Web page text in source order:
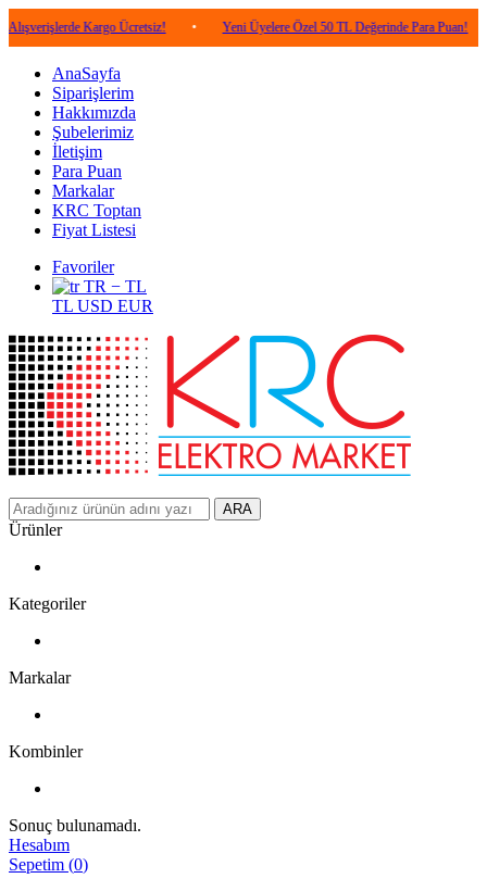
Kargo Ücretsiz! • Yeni Üyelere Özel 50 TL Değerinde Para Puan! •
AnaSayfa
Siparişlerim
Hakkımızda
Şubelerimiz
İletişim
Para Puan
Markalar
KRC Toptan
Fiyat Listesi
Favoriler
TR − TL
TL USD EUR
ARA
Ürünler
Kategoriler
Markalar
Kombinler
Sonuç bulunamadı.
Hesabım
Sepetim (0)